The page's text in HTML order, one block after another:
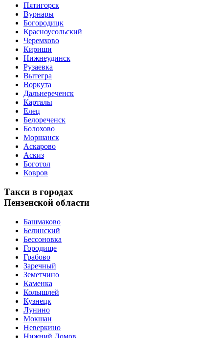
Пятигорск
Вурнары
Богородицк
Красноусольский
Черемхово
Кириши
Нижнеудинск
Рузаевка
Вытегра
Воркута
Дальнереченск
Карталы
Елец
Белореченск
Болохово
Моршанск
Аскарово
Аскиз
Боготол
Ковров
Такси в городах
Пензенской области
Башмаково
Белинский
Бессоновка
Городище
Грабово
Заречный
Земетчино
Каменка
Колышлей
Кузнецк
Лунино
Мокшан
Неверкино
Нижний Ломов